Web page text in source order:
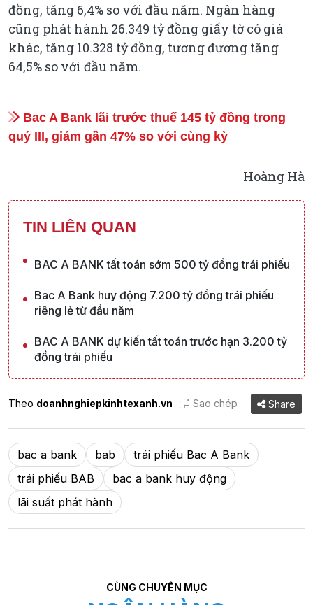
đồng, tăng 6,4% so với đầu năm. Ngân hàng
cũng phát hành 26.349 tỷ đồng giấy tờ có giá
khác, tăng 10.328 tỷ đồng, tương đương tăng
64,5% so với đầu năm.
Bac A Bank lãi trước thuế 145 tỷ đồng trong
quý III, giảm gần 47% so với cùng kỳ
Hoàng Hà
TIN LIÊN QUAN
BAC A BANK tất toán sớm 500 tỷ đồng trái phiếu
Bac A Bank huy động 7.200 tỷ đồng trái phiếu
riêng lẻ từ đầu năm
BAC A BANK dự kiến tất toán trước hạn 3.200 tỷ
đồng trái phiếu
Theo doanhnghiepkinhtexanh.vn Sao chép Share
bac a bank bab
trái phiếu Bac A Bank
trái phiếu BAB
bac a bank huy động
lãi suất phát hành
CÙNG CHUYÊN MỤC